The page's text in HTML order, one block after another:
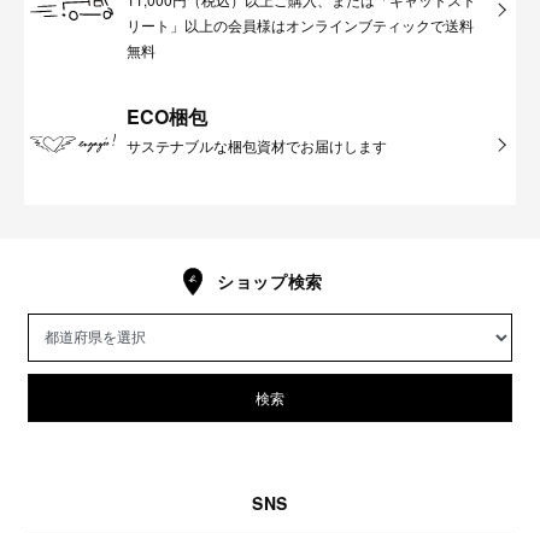
リート」以上の会員様はオンラインブティックで送料
無料
ECO梱包
サステナブルな梱包資材でお届けします
ショップ検索
検索
SNS